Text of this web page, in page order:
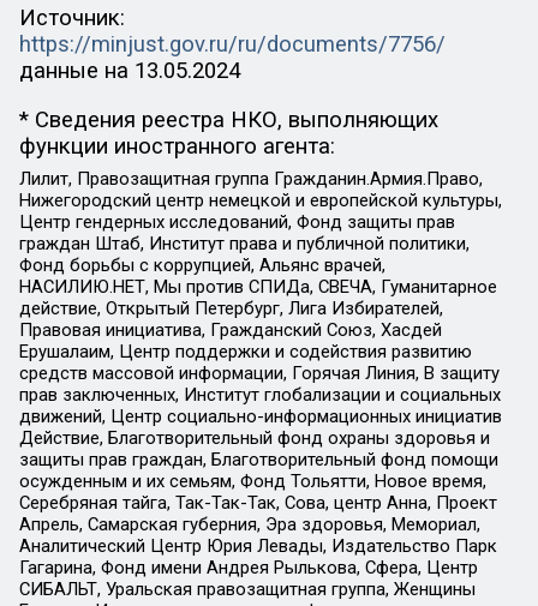
Источник:
https://minjust.gov.ru/ru/documents/7756/
данные на 13.05.2024
* Сведения реестра НКО, выполняющих
функции иностранного агента:
Лилит, Правозащитная группа Гражданин.Армия.Право,
Нижегородский центр немецкой и европейской культуры,
Центр гендерных исследований, Фонд защиты прав
граждан Штаб, Институт права и публичной политики,
Фонд борьбы с коррупцией, Альянс врачей,
НАСИЛИЮ.НЕТ, Мы против СПИДа, СВЕЧА, Гуманитарное
действие, Открытый Петербург, Лига Избирателей,
Правовая инициатива, Гражданский Союз, Хасдей
Ерушалаим, Центр поддержки и содействия развитию
средств массовой информации, Горячая Линия, В защиту
прав заключенных, Институт глобализации и социальных
движений, Центр социально-информационных инициатив
Действие, Благотворительный фонд охраны здоровья и
защиты прав граждан, Благотворительный фонд помощи
осужденным и их семьям, Фонд Тольятти, Новое время,
Серебряная тайга, Так-Так-Так, Сова, центр Анна, Проект
Апрель, Самарская губерния, Эра здоровья, Мемориал,
Аналитический Центр Юрия Левады, Издательство Парк
Гагарина, Фонд имени Андрея Рылькова, Сфера, Центр
СИБАЛЬТ, Уральская правозащитная группа, Женщины